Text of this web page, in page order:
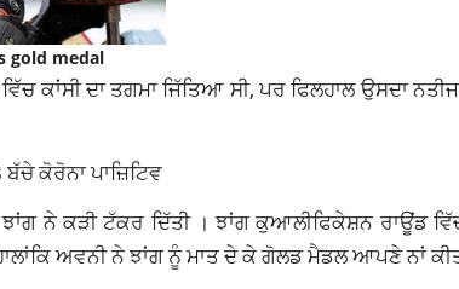
gold medal
ਕਾਂਸੀ ਦਾ ਤਗਮਾ ਜਿੱਤਿਆ ਸੀ, ਪਰ ਫਿਲਹਾਲ ਉਸਦਾ
ਕੋਰੋਨਾ ਪਾਜ਼ਿਟਿਵ
ਨੇ ਕੜੀ ਟੱਕਰ ਦਿੱਤੀ । ਝਾਂਗ ਕੁਆਲੀਫਿਕੇਸ਼ਨ ਰਾਊਂਡ
ਅਵਨੀ ਨੇ ਝਾਂਗ ਨੂੰ ਮਾਤ ਦੇ ਕੇ ਗੋਲਡ ਮੈਡਲ ਆਪਣੇ ਨਾਂ